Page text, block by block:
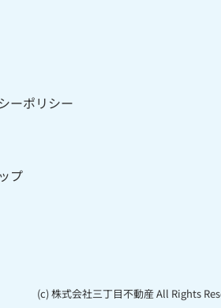
ーポリシー
プ
(c) 株式会社三丁目不動産 All Rights